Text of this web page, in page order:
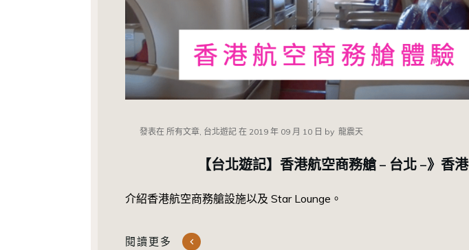
發表在 所有文章, 台北遊記 在 2019 年 09 月 10 日 by 龍震天
【台北遊記】香港航空商務艙 – 台北 –》香港
介紹香港航空商務艙設施以及 Star Lounge。
閱讀更多